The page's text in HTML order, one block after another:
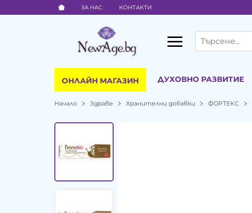
ЗА НАС КОНТАКТИ
ОНЛАЙН МАГАЗИН ДУХОВНО РАЗВИТИЕ
Начало Здраве Хранителни добавки ФОРТЕКС